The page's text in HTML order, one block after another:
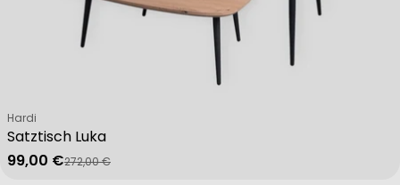
Satztisch Luka
Verkäufer:
Hardi
Verkaufspreis
99,00 €
Regulärer Preis
272,00 €